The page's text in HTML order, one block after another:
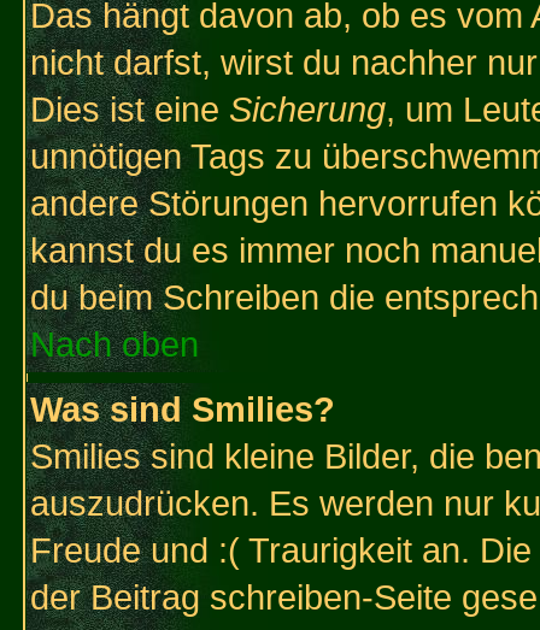
Das hängt davon ab, ob es
nicht darfst, wirst du nachher
Dies ist eine Sicherung, um
unnötigen Tags zu
andere Störungen hervorrufen
kannst du es immer noch
du beim Schreiben die
Nach oben
Was sind Smilies?
Smilies sind kleine Bilder, die
auszudrücken. Es werden nur
Freude und :( Traurigkeit an.
der Beitrag schreiben-Seite